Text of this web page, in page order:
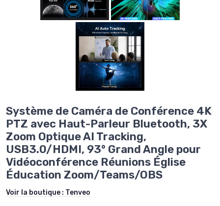
Système de Caméra de Conférence 4K
PTZ avec Haut-Parleur Bluetooth, 3X
Zoom Optique AI Tracking,
USB3.0/HDMI, 93° Grand Angle pour
Vidéoconférence Réunions Église
Éducation Zoom/Teams/OBS
Voir la boutique : Tenveo